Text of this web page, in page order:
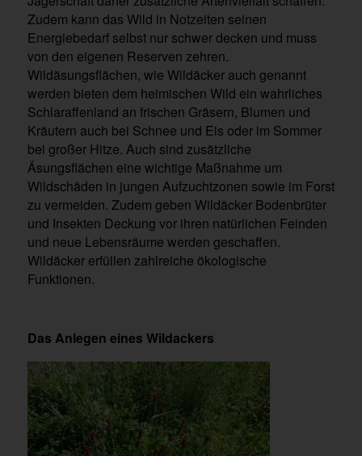
Zudem kann das Wild in Notzeiten seinen
Energiebedarf selbst nur schwer decken und muss
von den eigenen Reserven zehren.
Wildäsungsflächen, wie Wildäcker auch genannt
werden bieten dem heimischen Wild ein wahrliches
Schlaraffenland an frischen Gräsern, Blumen und
Kräutern auch bei Schnee und Eis oder im Sommer
bei großer Hitze. Auch sind zusätzliche
Äsungsflächen eine wichtige Maßnahme um
Wildschäden in jungen Aufzuchtzonen sowie im Forst
zu vermeiden. Zudem geben Wildäcker Bodenbrüter
und Insekten Deckung vor ihren natürlichen Feinden
und neue Lebensräume werden geschaffen.
Wildäcker erfüllen zahlreiche ökologische
Funktionen.
Das Anlegen eines Wildackers